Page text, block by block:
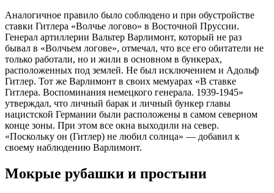
Аналогичное правило было соблюдено и при обустройстве
ставки Гитлера «Волчье логово» в Восточной Пруссии.
Генерал артиллерии Вальтер Варлимонт, который не раз
бывал в «Волчьем логове», отмечал, что все его обитатели не
только работали, но и жили в основном в бункерах,
расположенных под землей. Не был исключением и Адольф
Гитлер. Тот же Варлимонт в своих мемуарах «В ставке
Гитлера. Воспоминания немецкого генерала. 1939-1945»
утверждал, что личный барак и личный бункер главы
нацистской Германии были расположены в самом северном
конце зоны. При этом все окна выходили на север.
«Поскольку он (Гитлер) не любил солнца» — добавил к
своему наблюдению Варлимонт.
Мокрые рубашки и простыни